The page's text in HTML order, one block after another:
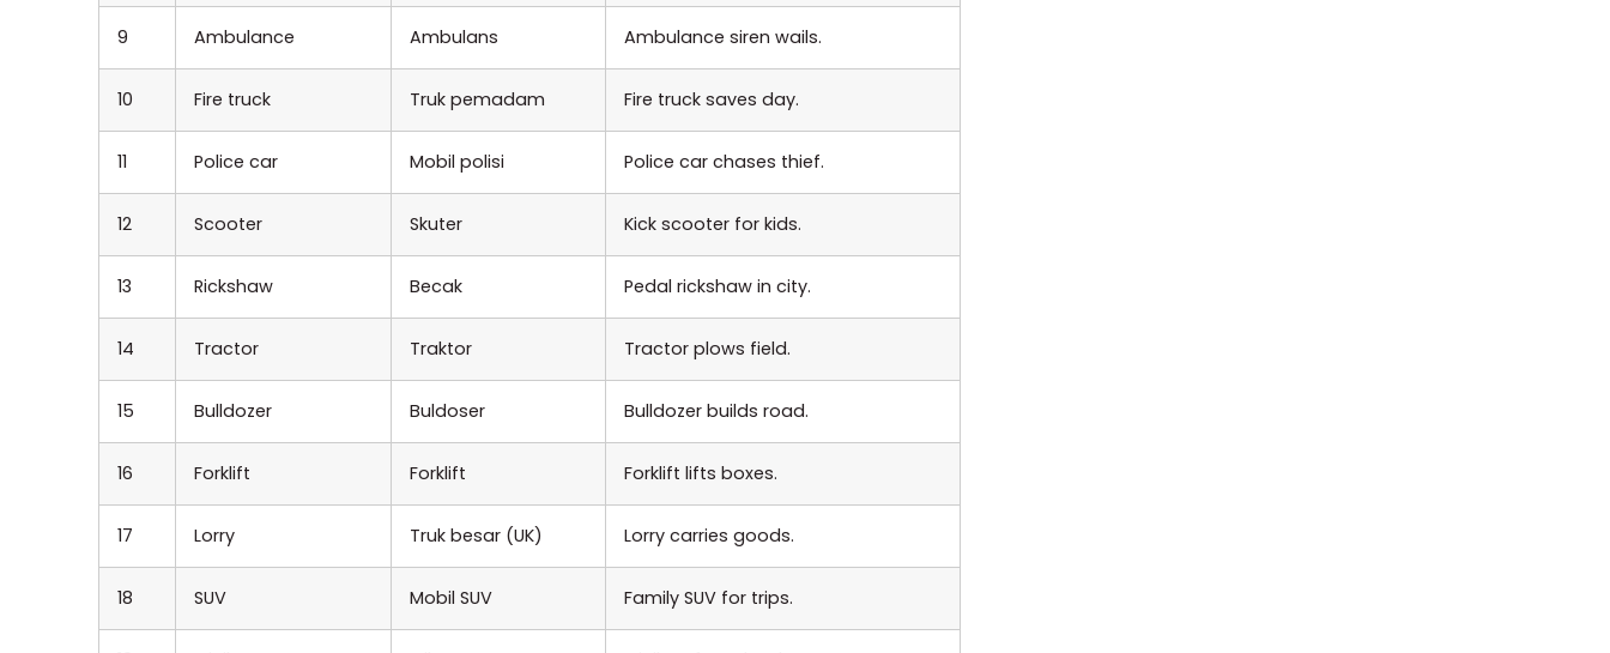
9 Ambulance Ambulans Ambulance siren wails.
10 Fire truck Truk pemadam Fire truck saves day.
11 Police car Mobil polisi Police car chases thief.
12 Scooter Skuter Kick scooter for kids.
13 Rickshaw Becak Pedal rickshaw in city.
14 Tractor Traktor Tractor plows field.
15 Bulldozer Buldoser Bulldozer builds road.
16 Forklift Forklift Forklift lifts boxes.
17 Lorry Truk besar (UK) Lorry carries goods.
18 SUV Mobil SUV Family SUV for trips.